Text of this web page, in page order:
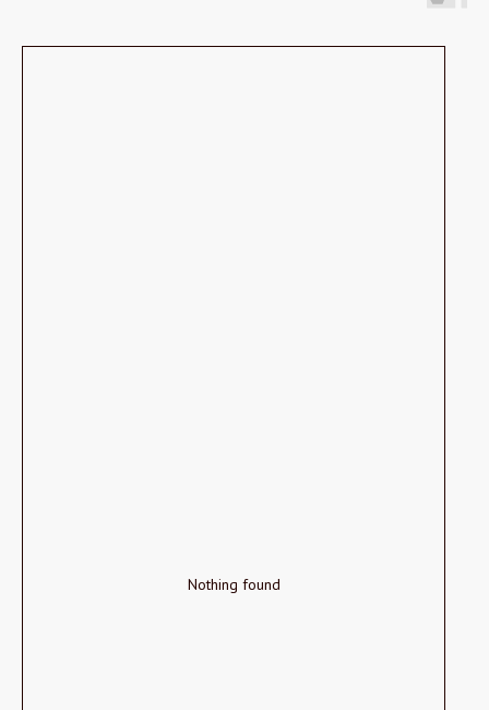
Nothing found